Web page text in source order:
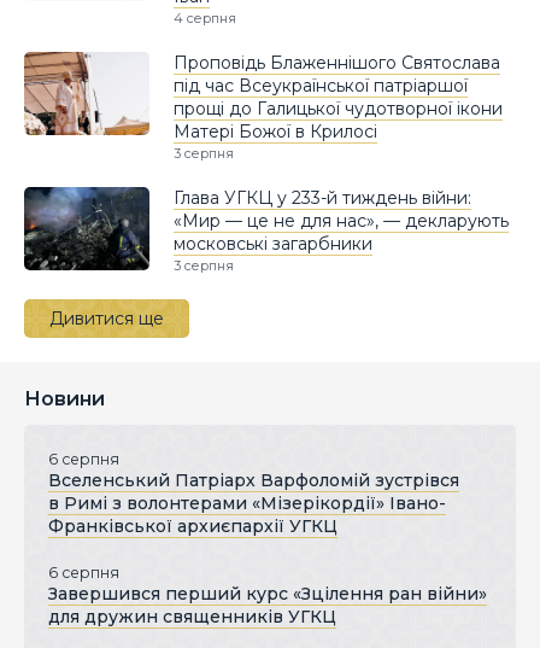
4 серпня
Проповідь Блаженнішого Святослава
під час Всеукраїнської патріаршої
прощі до Галицької чудотворної ікони
Матері Божої в Крилосі
3 серпня
Глава УГКЦ у 233-й тиждень війни:
«Мир — це не для нас», — декларують
московські загарбники
3 серпня
Дивитися ще
Новини
6 серпня
Вселенський Патріарх Варфоломій зустрівся
в Римі з волонтерами «Мізерікордії» Івано-
Франківської архиєпархії УГКЦ
6 серпня
Завершився перший курс «Зцілення ран війни»
для дружин священників УГКЦ